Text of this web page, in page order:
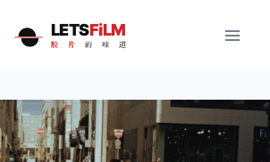
LETSFiLM
胶 片 的 味 道